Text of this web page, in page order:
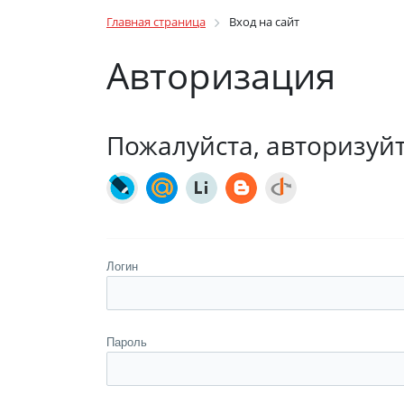
Главная страница Вход на сайт
Авторизация
Пожалуйста,
Логин
Пароль